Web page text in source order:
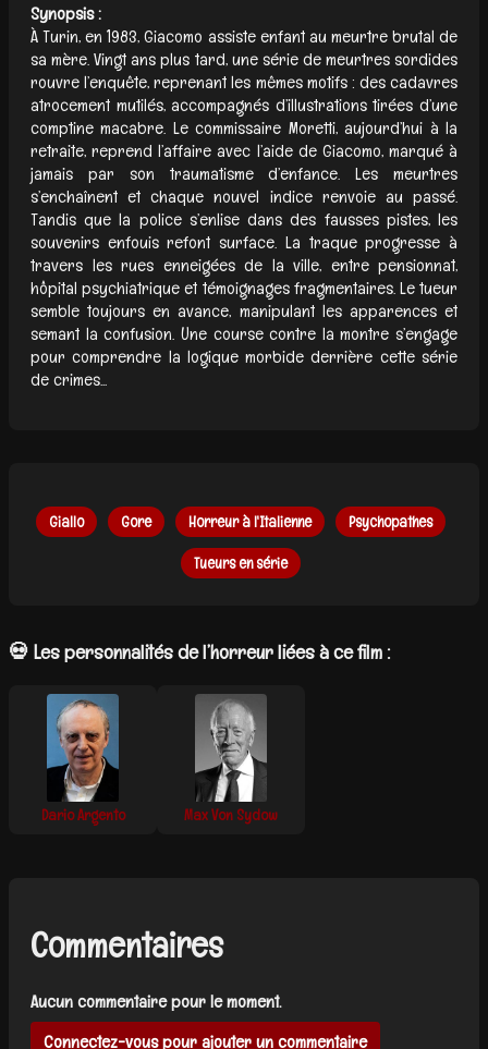
Synopsis :
À Turin, en 1983, Giacomo assiste enfant au meurtre brutal de
sa mère. Vingt ans plus tard, une série de meurtres sordides
rouvre l’enquête, reprenant les mêmes motifs : des cadavres
atrocement mutilés, accompagnés d’illustrations tirées d’une
comptine macabre. Le commissaire Moretti, aujourd’hui à la
retraite, reprend l’affaire avec l’aide de Giacomo, marqué à
jamais par son traumatisme d’enfance. Les meurtres
s’enchaînent et chaque nouvel indice renvoie au passé.
Tandis que la police s’enlise dans des fausses pistes, les
souvenirs enfouis refont surface. La traque progresse à
travers les rues enneigées de la ville, entre pensionnat,
hôpital psychiatrique et témoignages fragmentaires. Le tueur
semble toujours en avance, manipulant les apparences et
semant la confusion. Une course contre la montre s’engage
pour comprendre la logique morbide derrière cette série
de crimes...
Giallo Gore Horreur à l'Italienne Psychopathes
Tueurs en série
💀 Les personnalités de l’horreur liées à ce film :
Dario Argento Max Von Sydow
Commentaires
Aucun commentaire pour le moment.
Connectez-vous pour ajouter un commentaire